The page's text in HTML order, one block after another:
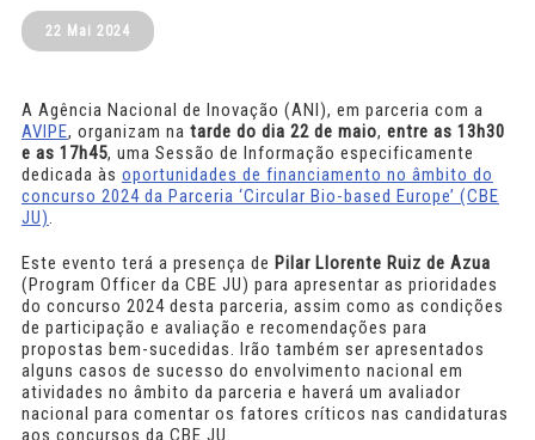
22 Mai 2024
A Agência Nacional de Inovação (ANI), em parceria com a
AVIPE, organizam na tarde do dia 22 de maio, entre as 13h30
e as 17h45, uma Sessão de Informação especificamente
dedicada às oportunidades de financiamento no âmbito do
concurso 2024 da Parceria ‘Circular Bio-based Europe’ (CBE
JU).
Este evento terá a presença de Pilar Llorente Ruiz de Azua
(Program Officer da CBE JU) para apresentar as prioridades
do concurso 2024 desta parceria, assim como as condições
de participação e avaliação e recomendações para
propostas bem-sucedidas. Irão também ser apresentados
alguns casos de sucesso do envolvimento nacional em
atividades no âmbito da parceria e haverá um avaliador
nacional para comentar os fatores críticos nas candidaturas
aos concursos da CBE JU.